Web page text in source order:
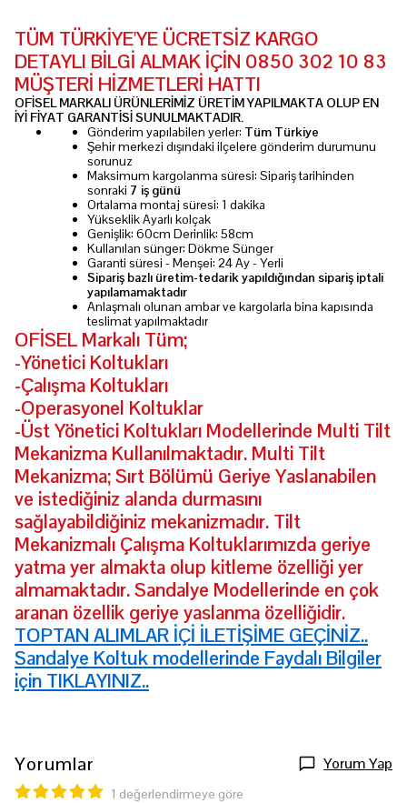
TÜM TÜRKİYE'YE ÜCRETSİZ KARGO
DETAYLI BİLGİ ALMAK İÇİN 0850 302 10 83
MÜŞTERİ HİZMETLERİ HATTI
OFİSEL MARKALI ÜRÜNLERİMİZ ÜRETİM YAPILMAKTA OLUP EN
İYİ FİYAT GARANTİSİ SUNULMAKTADIR.
Gönderim yapılabilen yerler: Tüm Türkiye
Şehir merkezi dışındaki ilçelere gönderim durumunu
sorunuz
Maksimum kargolanma süresi: Sipariş tarihinden
sonraki 7 iş günü
Ortalama montaj süresi: 1 dakika
Yükseklik Ayarlı kolçak
Genişlik: 60cm Derinlik: 58cm
Kullanılan sünger: Dökme Sünger
Garanti süresi - Menşei: 24 Ay - Yerli
Sipariş bazlı üretim-tedarik yapıldığından sipariş iptali
yapılamamaktadır
Anlaşmalı olunan ambar ve kargolarla bina kapısında
teslimat yapılmaktadır
OFİSEL Markalı Tüm;
-Yönetici Koltukları
-Çalışma Koltukları
-Operasyonel Koltuklar
-Üst Yönetici Koltukları Modellerinde Multi Tilt
Mekanizma Kullanılmaktadır. Multi Tilt
Mekanizma; Sırt Bölümü Geriye Yaslanabilen
ve istediğiniz alanda durmasını
sağlayabildiğiniz mekanizmadır. Tilt
Mekanizmalı Çalışma Koltuklarımızda geriye
yatma yer almakta olup kitleme özelliği yer
almamaktadır. Sandalye Modellerinde en çok
aranan özellik geriye yaslanma özelliğidir.
TOPTAN ALIMLAR İÇİ İLETİŞİME GEÇİNİZ..
Sandalye Koltuk modellerinde Faydalı Bilgiler
için TIKLAYINIZ..
Yorumlar Yorum Yap
1 değerlendirmeye göre